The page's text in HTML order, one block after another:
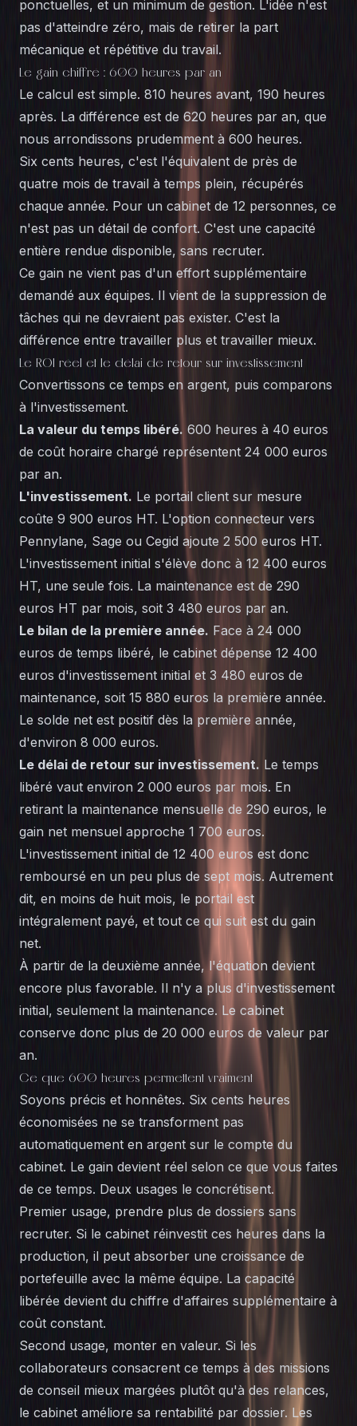
ponctuelles, et un minimum de gestion. L'idée n'est
pas d'atteindre zéro, mais de retirer la part
mécanique et répétitive du travail.
Le gain chiffré : 600 heures par an
Le calcul est simple. 810 heures avant, 190 heures
après. La différence est de 620 heures par an, que
nous arrondissons prudemment à 600 heures.
Six cents heures, c'est l'équivalent de près de
quatre mois de travail à temps plein, récupérés
chaque année. Pour un cabinet de 12 personnes, ce
n'est pas un détail de confort. C'est une capacité
entière rendue disponible, sans recruter.
Ce gain ne vient pas d'un effort supplémentaire
demandé aux équipes. Il vient de la suppression de
tâches qui ne devraient pas exister. C'est la
différence entre travailler plus et travailler mieux.
Le ROI réel et le délai de retour sur investissement
Convertissons ce temps en argent, puis comparons
à l'investissement.
La valeur du temps libéré. 600 heures à 40 euros
de coût horaire chargé représentent 24 000 euros
par an.
L'investissement. Le portail client sur mesure
coûte 9 900 euros HT. L'option connecteur vers
Pennylane, Sage ou Cegid ajoute 2 500 euros HT.
L'investissement initial s'élève donc à 12 400 euros
HT, une seule fois. La maintenance est de 290
euros HT par mois, soit 3 480 euros par an.
Le bilan de la première année. Face à 24 000
euros de temps libéré, le cabinet dépense 12 400
euros d'investissement initial et 3 480 euros de
maintenance, soit 15 880 euros la première année.
Le solde net est positif dès la première année,
d'environ 8 000 euros.
Le délai de retour sur investissement. Le temps
libéré vaut environ 2 000 euros par mois. En
retirant la maintenance mensuelle de 290 euros, le
gain net mensuel approche 1 700 euros.
L'investissement initial de 12 400 euros est donc
remboursé en un peu plus de sept mois. Autrement
dit, en moins de huit mois, le portail est
intégralement payé, et tout ce qui suit est du gain
net.
À partir de la deuxième année, l'équation devient
encore plus favorable. Il n'y a plus d'investissement
initial, seulement la maintenance. Le cabinet
conserve donc plus de 20 000 euros de valeur par
an.
Ce que 600 heures permettent vraiment
Soyons précis et honnêtes. Six cents heures
économisées ne se transforment pas
automatiquement en argent sur le compte du
cabinet. Le gain devient réel selon ce que vous faites
de ce temps. Deux usages le concrétisent.
Premier usage, prendre plus de dossiers sans
recruter. Si le cabinet réinvestit ces heures dans la
production, il peut absorber une croissance de
portefeuille avec la même équipe. La capacité
libérée devient du chiffre d'affaires supplémentaire à
coût constant.
Second usage, monter en valeur. Si les
collaborateurs consacrent ce temps à des missions
de conseil mieux margées plutôt qu'à des relances,
le cabinet améliore sa rentabilité par dossier. Les